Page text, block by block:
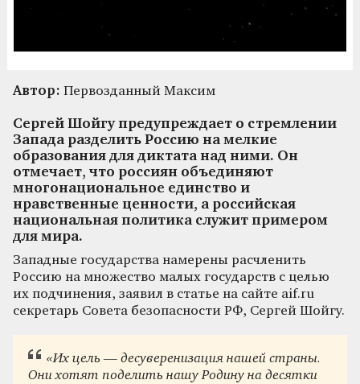
Автор: Первозданный Максим
Сергей Шойгу предупреждает о стремлении
Запада разделить Россию на мелкие
образования для диктата над ними. Он
отмечает, что россиян объединяют
многонациональное единство и
нравственные ценности, а российская
национальная политика служит примером
для мира.
Западные государства намерены расчленить
Россию на множество малых государств с целью
их подчинения, заявил в статье на сайте aif.ru
секретарь Совета безопасности РФ, Сергей Шойгу.
«Их цель — десуверенизация нашей страны.
Они хотят поделить нашу Родину на десятки